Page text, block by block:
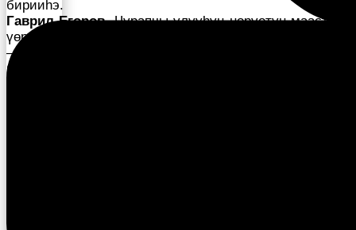
бирииһэ.
Гаврил Егоров, Чурапчы улууһун норуотун маастара
үөрэнээччитинээн Айаал Местниковтыын (Чурапчы)
— Таатта улууһун баһылыга Айаал Бурцев анал
бирииһэ.